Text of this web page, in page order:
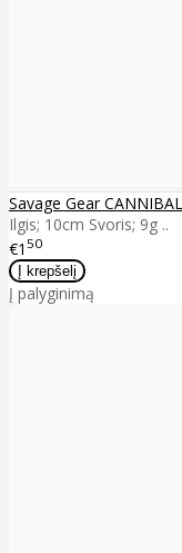
Savage Gear
Ilgis; 10cm Svoris; 9g ..
€1 50
Į palyginimą